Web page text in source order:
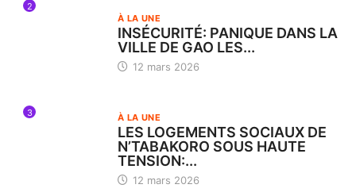
2
À LA UNE
INSÉCURITÉ: PANIQUE DANS LA
VILLE DE GAO LES...
12 mars 2026
3 À LA UNE
LES LOGEMENTS SOCIAUX DE
N’TABAKORO SOUS HAUTE
TENSION:...
12 mars 2026